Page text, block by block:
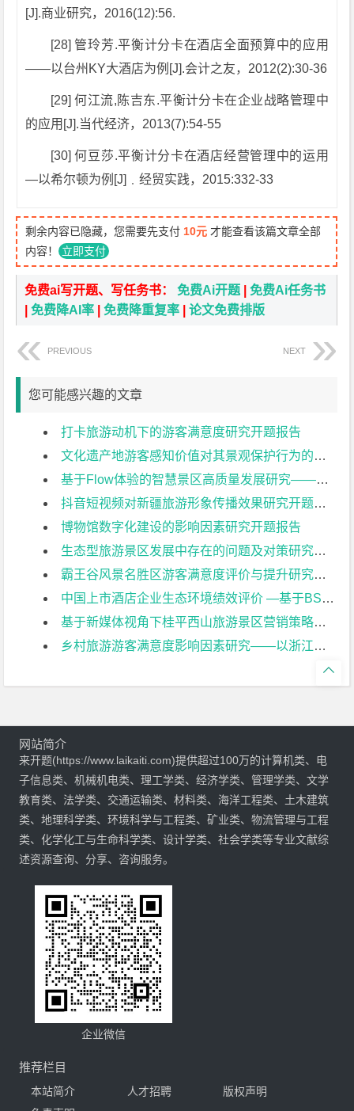
[J].商业研究，2016(12):56.
[28] 管玲芳.平衡计分卡在酒店全面预算中的应用
——以台州KY大酒店为例[J].会计之友，2012(2):30-36
[29] 何江流,陈吉东.平衡计分卡在企业战略管理中
的应用[J].当代经济，2013(7):54-55
[30] 何豆莎.平衡计分卡在酒店经营管理中的运用
—以希尔顿为例[J]﹒经贸实践，2015:332-33
剩余内容已隐藏，您需要先支付 10元 才能查看该篇文章全部
内容！ 立即支付
免费ai写开题、写任务书：免费Ai开题 |免费Ai任务书
|免费降AI率 |免费降重复率 |论文免费排版
PREVIOUS NEXT
您可能感兴趣的文章
打卡旅游动机下的游客满意度研究开题报告
文化遗产地游客感知价值对其景观保护行为的影响研究开题报告
基于Flow体验的智慧景区高质量发展研究——以苏州园林为例开题报告
抖音短视频对新疆旅游形象传播效果研究开题报告
博物馆数字化建设的影响因素研究开题报告
生态型旅游景区发展中存在的问题及对策研究—以樱桃沟景区为例开题报告
霸王谷风景名胜区游客满意度评价与提升研究开题报告
中国上市酒店企业生态环境绩效评价 —基于BSC视角开题报告
基于新媒体视角下桂平西山旅游景区营销策略研究开题报告
乡村旅游游客满意度影响因素研究——以浙江安吉乡村旅游地为例开题报告

网站简介
来开题(https://www.laikaiti.com)提供超过100万的计算机类、电
子信息类、机械机电类、理工学类、经济学类、管理学类、文学
教育类、法学类、交通运输类、材料类、海洋工程类、土木建筑
类、地理科学类、环境科学与工程类、矿业类、物流管理与工程
类、化学化工与生命科学类、设计学类、社会学类等专业文献综
述资源查询、分享、咨询服务。
企业微信
推荐栏目
本站简介 人才招聘
版权声明